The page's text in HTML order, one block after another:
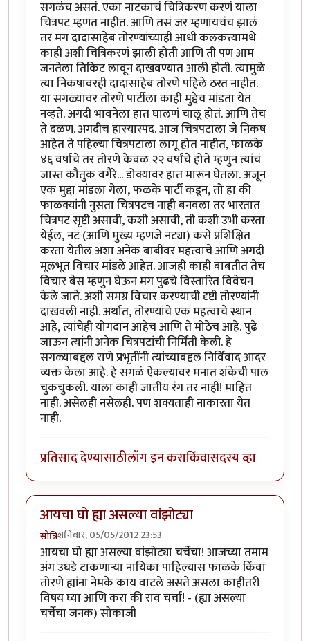
सगळंच असतं. एका नाटकाचं चित्रिकरण करणं याला
चित्रपट म्हणत नाहीत. आणि तसं जर म्हणायचंच झालं
तर मग दादासाहेब तोरण्यांच्याही आधी कलकत्त्यामधे
काही अशी चित्रिकरणं झाली होती आणि ती पण आम
जनतेला तिकिट लावून दाखवण्यात आली होती. त्यामुळे
त्या निकषावरही दादासाहेब तोरणे पहिले ठरत नाहीत.
या सगळ्यावर तोरणे पार्टीला काही मुद्देच मांडता येत
नव्हते. अगदी भावनेला हात घालणं चालू होतं. आणि तेच
ते दळण. अगदीच हास्यास्पद. आज चित्रपटाला जे निकष
आहेत ते पहिल्या चित्रपटाला लागू होत नाहीत, फाळके
४६ वर्षांचे तर तोरणे केवळ २२ वर्षांचे होते म्हणुन त्यांचं
जास्त कौतुक वगैरे... डोक्यावर हात मारून घेतला. अजून
एक मुद्दा मांडला गेला, फळके पार्टी कडून, तो हा की
फाळक्यांनी नुसता चित्रपटच नाही बनवला तर भारतात
चित्रपट सृष्टी असावी, कशी असावी, ती कशी उभी करता
येईल, नट (आणि मुख्य म्हणजे नट्या) कसे प्रशिक्षित
करता येतील अशा अनेक बाबींवर महत्वाचे आणि अगदी
मूलभूत विचार मांडले आहेत. आजही काही बाबतीत तेच
विचार बेस म्हणुन घेऊन मग पुढचे विस्तारित विवेचन
केले जाते. अशी समग्र विचार करण्याची दृष्टी तोरण्यांनी
दाखवली नाही. अर्थात, तोरण्यांचे एक महत्वाचे स्थान
आहे, त्यांचेही योगदान आहेच आणि ते मोठेच आहे. पुढे
जाऊन त्यांनी अनेक चित्रपटांची निर्मिती केली. हे
सगळ्याबद्दल राणे प्रभृतींनी त्यांच्याबद्दल निर्विवाद आदर
व्यक्त केला आहे. हे सगळं ऐकल्यावर मनात शंकेची पाल
चुकचुकली. याला काही जातीय रंग तर नाही! माहित
नाही. असेलही नसेलही. पण शक्यताही नाकारता येत
नाही.
प्रतिसाद देण्यासाठीलॉग इन कराकिंवासदस्य व्हा
आयचा घो ह्या असल्या वांझोट्या
सोत्रिशनिवार, 05/05/2012 23:53
आयचा घो ह्या असल्या वांझोट्या चर्चेचा! आजच्या तमाम
अंग उघडे टाकणार्‍या नायिका पाहिल्यास फाळके किंवा
तोरणे ह्यांना नेमके काय वाटले असते असला काहीतरी
विषय घ्या आणि करा की राव चर्चा! - (ह्या असल्या
चर्चेचा जनक) सोकाजी